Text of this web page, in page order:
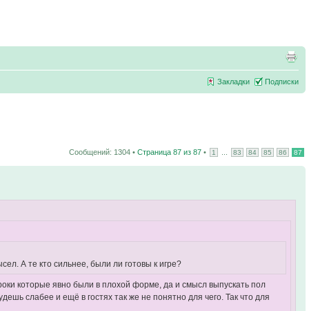
Закладки Подписки
Сообщений: 1304 • Страница 87 из 87 • 1 83 84 85 86 87
А те кто сильнее, были ли готовы к игре?
которые явно были в плохой форме, да и смысл выпускать пол
слабее и ещё в гостях так же не понятно для чего. Так что для